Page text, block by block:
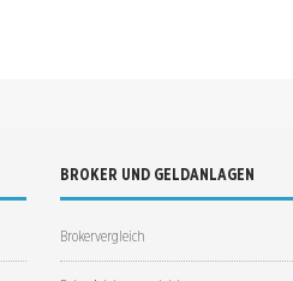
BROKER UND GELDANLAGEN
Brokervergleich